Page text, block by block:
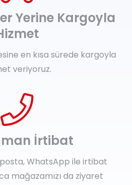
Yerine Kargoyla
en kısa sürede kargoyla
veriyoruz.
İrtibat
WhatsApp ile irtibat
mağazamızı da ziyaret